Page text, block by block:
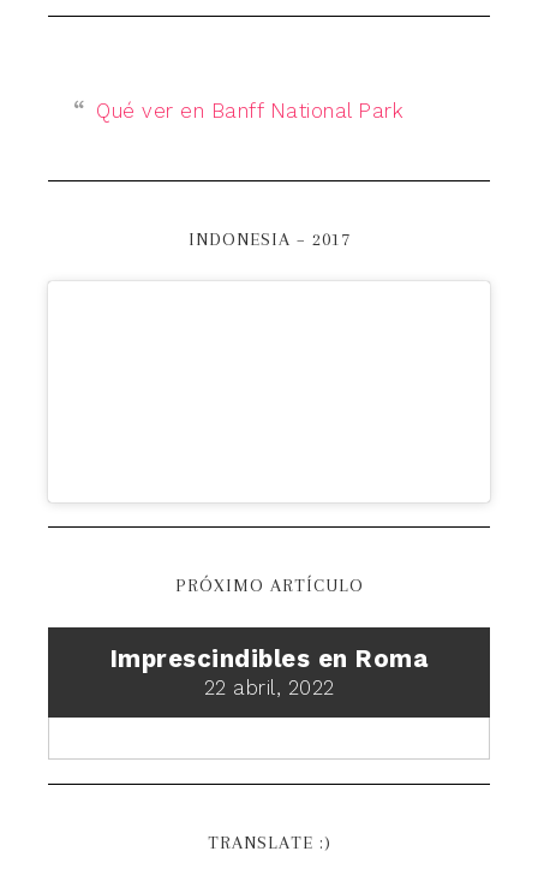
Qué ver en Banff National Park
INDONESIA – 2017
PRÓXIMO ARTÍCULO
Imprescindibles en Roma
22 abril, 2022
TRANSLATE :)